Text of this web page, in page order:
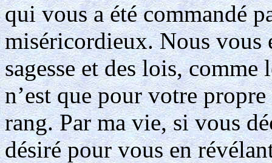
qui vous a été commandé
miséricordieux. Nous vous
sagesse et des lois,
n’est que pour votre
rang. Par ma vie, si vous
désiré pour vous en